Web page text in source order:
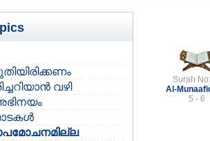
വഴി
Surah
Al-
5 - 6